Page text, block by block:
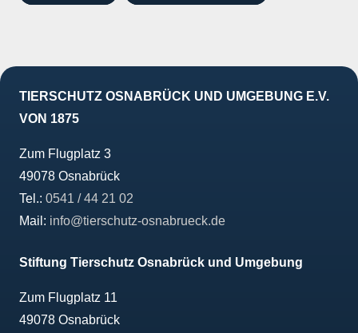
TIERSCHUTZ OSNABRÜCK UND UMGEBUNG E.V.
VON 1875
Zum Flugplatz 3
49078 Osnabrück
Tel.: 0541 / 44 21 02
Mail: info@tierschutz-osnabrueck.de
Stiftung Tierschutz Osnabrück und Umgebung
Zum Flugplatz 11
49078 Osnabrück